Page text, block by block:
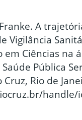
Franke. A
Vigilância
em Ciências na
Pública
Rio de
handle/